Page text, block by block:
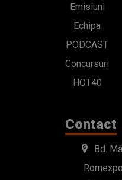
Emisiuni
Echipa
PODCAST
Concursuri
HOT40
Contact
Bd.